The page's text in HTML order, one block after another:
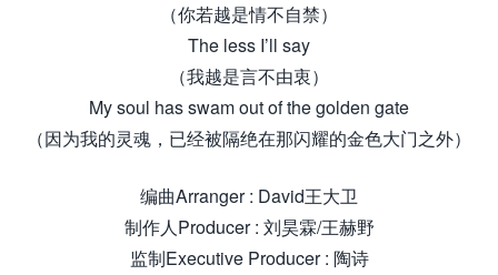
（你若越是情不自禁）
The less I’ll say
（我越是言不由衷）
My soul has swam out of the golden gate
（因为我的灵魂，已经被隔绝在那闪耀的金色大门之外）
编曲Arranger : David王大卫
制作人Producer : 刘昊霖/王赫野
监制Executive Producer : 陶诗